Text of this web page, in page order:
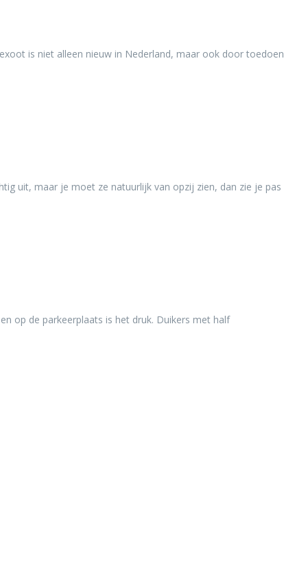
is niet alleen nieuw in Nederland, maar ook door toedoen
uit, maar je moet ze natuurlijk van opzij zien, dan zie je pas
op de parkeerplaats is het druk. Duikers met half